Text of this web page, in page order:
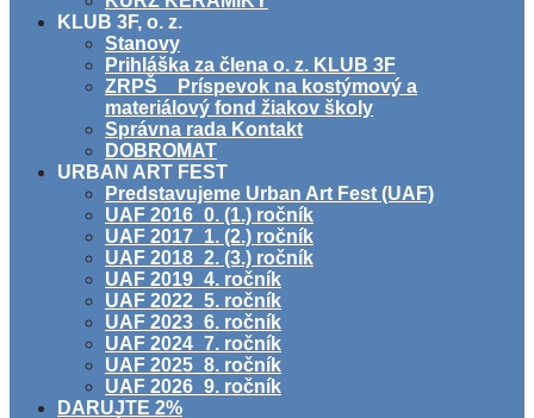
KLUB 3F, o. z.
Stanovy
Prihláška za člena o. z. KLUB 3F
ZRPŠ _ Príspevok na kostýmový a
materiálový fond žiakov školy
Správna rada Kontakt
DOBROMAT
URBAN ART FEST
Predstavujeme Urban Art Fest (UAF)
UAF 2016_0. (1.) ročník
UAF 2017_1. (2.) ročník
UAF 2018_2. (3.) ročník
UAF 2019_4. ročník
UAF 2022_5. ročník
UAF 2023_6. ročník
UAF 2024_7. ročník
UAF 2025_8. ročník
UAF 2026_9. ročník
DARUJTE 2%